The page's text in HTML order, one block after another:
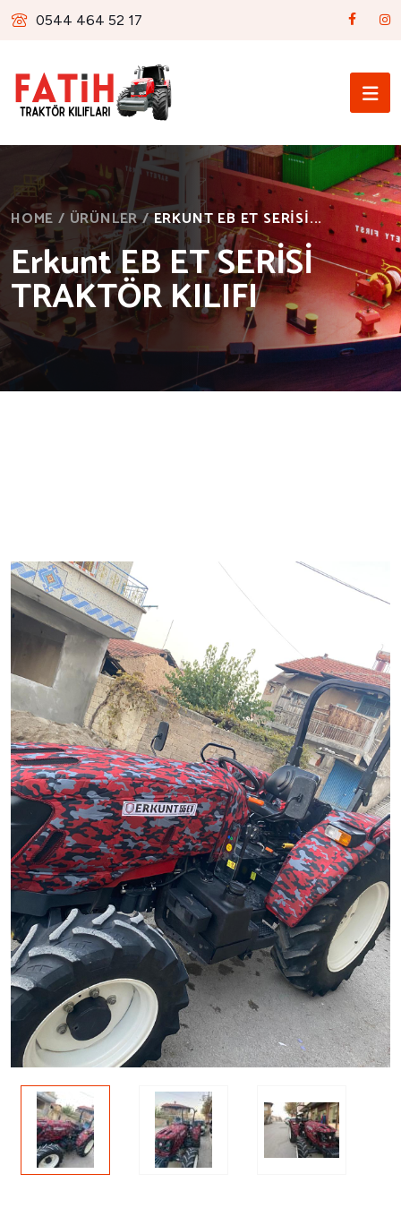
0544 464 52 17
HOME / ÜRÜNLER/ERKUNT EB ET SERİSİ...
Erkunt EB ET SERİSİ
TRAKTÖR KILIFI